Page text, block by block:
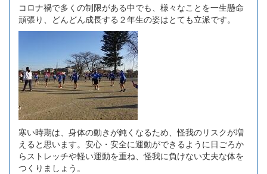
コロナ禍で多くの制限がある中でも、様々なことを一生懸命
頑張り、どんどん成長する２年生の姿はとても立派です。
寒い時期は、身体の動きが鈍くなるため、怪我のリスクが増
えると思います。安心・安全に運動ができるように日ごろか
らストレッチや軽い運動を重ね、怪我に負けない丈夫な体を
つくりましょう。